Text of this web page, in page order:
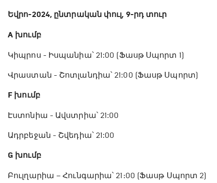
Եվրո-2024, ընտրական փուլ, 9-րդ տուր
A խումբ
Կիպրոս - Իսպանիա՝ 21:00 (Ֆասթ Սպորտ 1)
Վրաստան - Շոտլանդիա՝ 21:00 (Ֆասթ Սպորտ)
F խումբ
Էստոնիա - Ավստրիա՝ 21:00
Ադրբեջան - Շվեդիա՝ 21:00
G խումբ
Բուլղարիա – Հունգարիա՝ 21։00 (Ֆասթ Սպորտ 2)